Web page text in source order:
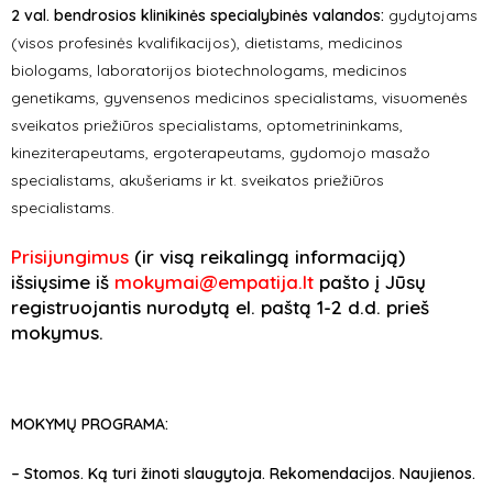
2 val. bendrosios klinikinės specialybinės valandos: gydytojams
(visos profesinės kvalifikacijos), dietistams, medicinos
biologams, laboratorijos biotechnologams, medicinos
genetikams, gyvensenos medicinos specialistams, visuomenės
sveikatos priežiūros specialistams, optometrininkams,
kineziterapeutams, ergoterapeutams, gydomojo masažo
specialistams, akušeriams ir kt. sveikatos priežiūros
specialistams.
Prisijungimus (ir visą reikalingą informaciją)
išsiųsime iš mokymai@empatija.lt pašto į Jūsų
registruojantis nurodytą el. paštą 1-2 d.d. prieš
mokymus.
MOKYMŲ PROGRAMA:
– Stomos. Ką turi žinoti slaugytoja. Rekomendacijos. Naujienos.